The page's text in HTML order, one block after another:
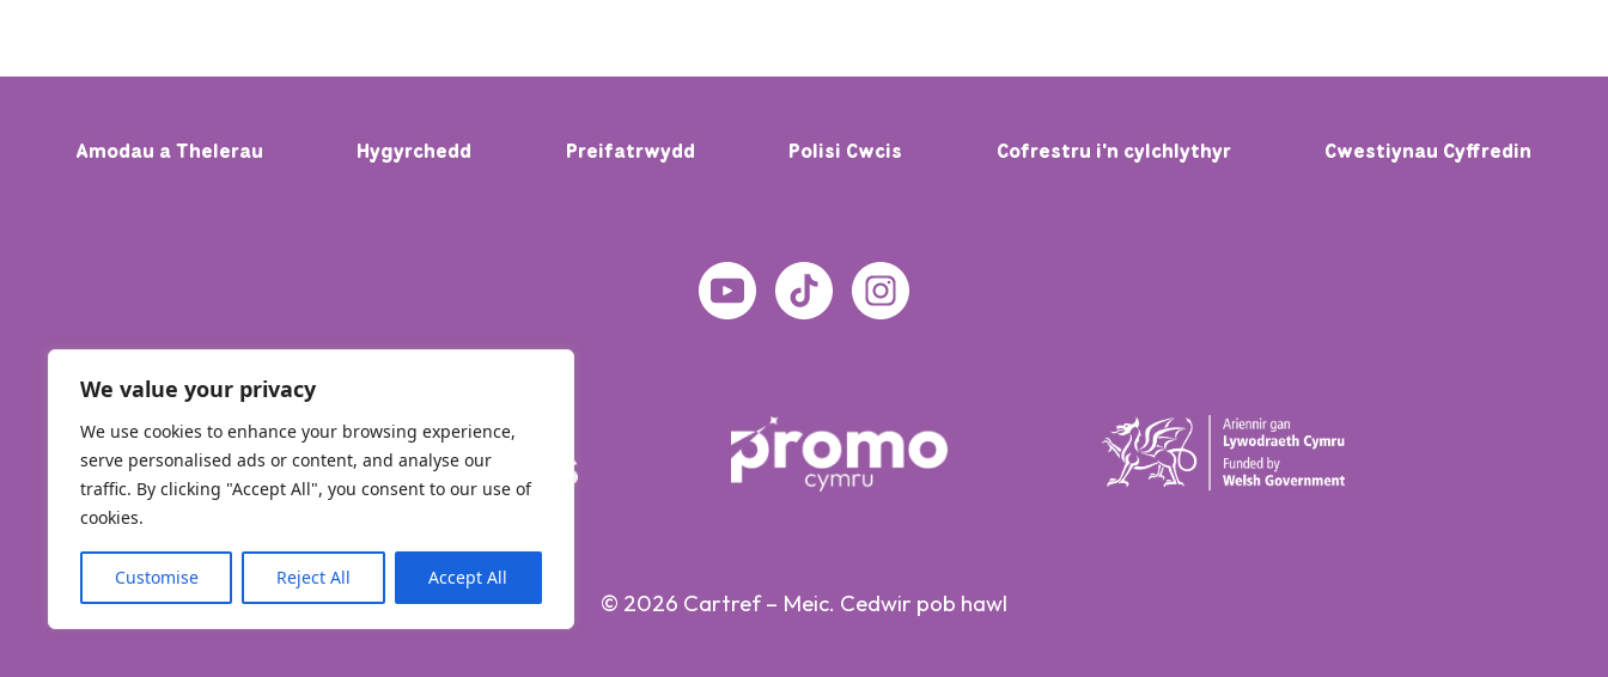
We value your privacy
We use cookies to enhance your browsing experience,
serve personalised ads or content, and analyse our
traffic. By clicking "Accept All", you consent to our use of
cookies.
Customise Reject All Accept All
Amodau a Thelerau Hygyrchedd Preifatrwydd Polisi Cwcis Cofrestru i'n cylchlythyr Cwestiynau Cyffredin
© 2026 Cartref – Meic. Cedwir pob hawl